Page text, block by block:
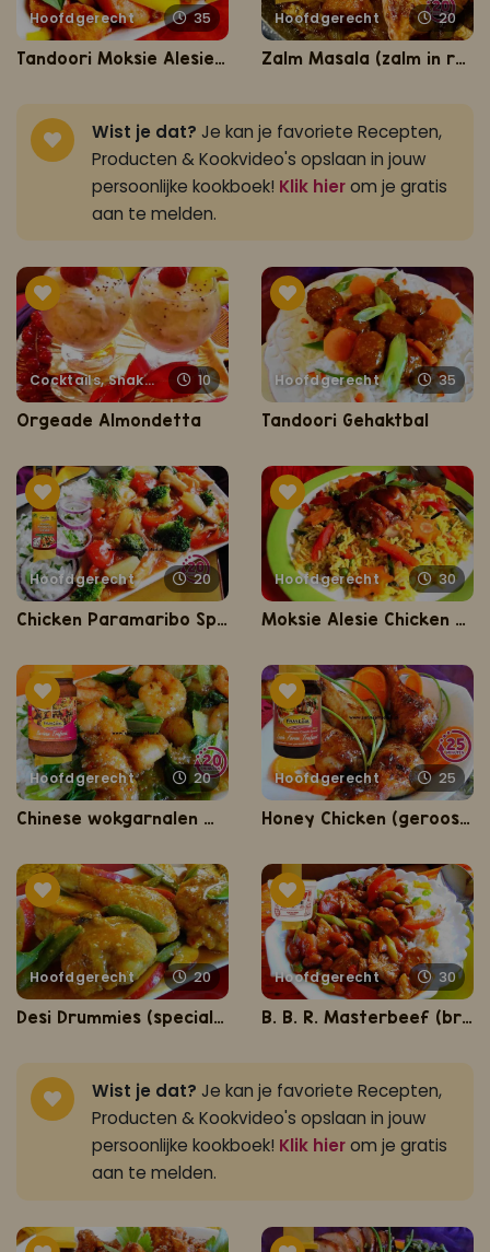
Hoofdgerecht 35
Tandoori Moksie Alesie (gele rijst met Tandoori masala kip)
Hoofdgerecht 20
Zalm Masala (zalm in romige masala saus)
Wist je dat? Je kan je favoriete Recepten,
Producten & Kookvideo's opslaan in jouw
persoonlijke kookboek! Klik hierom je gratis
aan te melden.
Cocktails, Shakes, Punch en Dranken 10
Orgeade Almondetta
Hoofdgerecht 35
Tandoori Gehaktbal
Hoofdgerecht 20
Chicken Paramaribo Speciaal (de ultieme zoet zure kip)
Hoofdgerecht 30
Moksie Alesie Chicken Parbo (gele rijst met speciaal geroosterde kip)
Hoofdgerecht 20
Chinese wokgarnalen met paksoi op speciale saus
Hoofdgerecht 25
Honey Chicken (geroosterde kippenbouten geglaceerd met honing)
Hoofdgerecht 20
Desi Drummies (speciale romige drumsticks met mango/appel en sugar snaps)
Hoofdgerecht 30
B. B. R. Masterbeef (bruine bonen met Masterbeef)
Wist je dat? Je kan je favoriete Recepten,
Producten & Kookvideo's opslaan in jouw
persoonlijke kookboek! Klik hierom je gratis
aan te melden.